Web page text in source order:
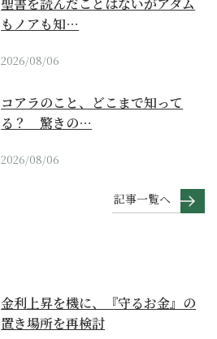
もノアも知…
2026/08/06
コアラのこと、どこまで知って
る？ 驚きの…
2026/08/06
記事一覧へ
金利上昇を機に、『守るお金』の
置き場所を再検討